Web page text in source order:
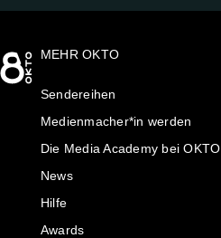
MEHR OKTO
Sendereihen
Medienmacher*in werden
Die Media Academy bei OKTO
News
Hilfe
Awards